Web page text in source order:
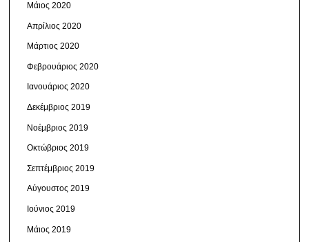
Μάιος 2020
Απρίλιος 2020
Μάρτιος 2020
Φεβρουάριος 2020
Ιανουάριος 2020
Δεκέμβριος 2019
Νοέμβριος 2019
Οκτώβριος 2019
Σεπτέμβριος 2019
Αύγουστος 2019
Ιούνιος 2019
Μάιος 2019